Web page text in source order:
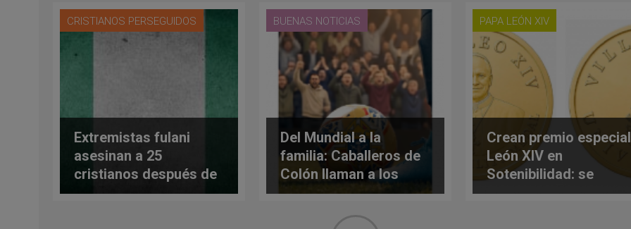
que anuncia que no
volverá a haber
elecciones
Papa León XIV a Perú
CRISTIANOS PERSEGUIDOS
Extremistas fulani
asesinan a 25
cristianos después de
que el ejército
BUENAS NOTICIAS
Del Mundial a la
familia: Caballeros de
Colón llaman a los
hombres a ser
PAPA LEÓN XIV
Crean premio especial
León XIV en
Sotenibilidad: se
entregará en Roma el